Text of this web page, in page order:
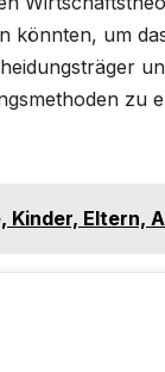
könnten, um
zu
Kinder, Eltern,